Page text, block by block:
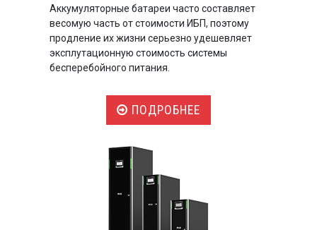
Аккумуляторные батареи часто составляет
весомую часть от стоимости ИБП, поэтому
продление их жизни серьезно удешевляет
эксплутационную стоимость системы
бесперебойного питания.
ПОДРОБНЕЕ